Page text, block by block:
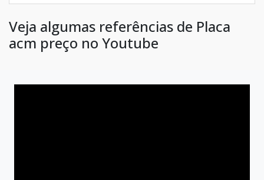
Veja algumas referências de Placa
acm preço no Youtube